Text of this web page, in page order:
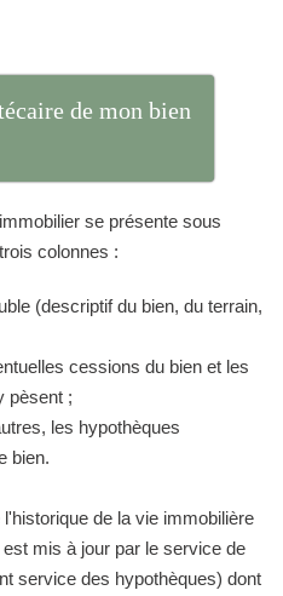
de mon bien
se présente sous
colonnes :
(descriptif du bien, du terrain,
cessions du bien et les
pèsent ;
les hypothèques
bien.
de la vie immobilière
mis à jour par le service de
service des hypothèques) dont